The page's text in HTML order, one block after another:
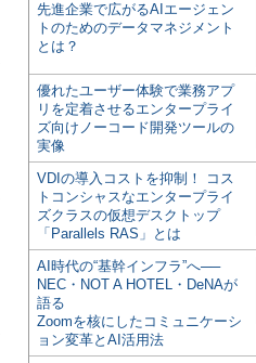
先進企業で広がるAIエージェン
トのためのデータマネジメント
とは？
優れたユーザー体験で業務アプ
リを定着させるエンタープライ
ズ向けノーコード開発ツールの
実像
VDIの導入コストを抑制！ コス
トコンシャスなエンタープライ
ズクラスの仮想デスクトップ
「Parallels RAS」とは
AI時代の“基幹インフラ”へ──
NEC・NOT A HOTEL・DeNAが
語る
Zoomを核にしたコミュニケーシ
ョン変革とAI活用法